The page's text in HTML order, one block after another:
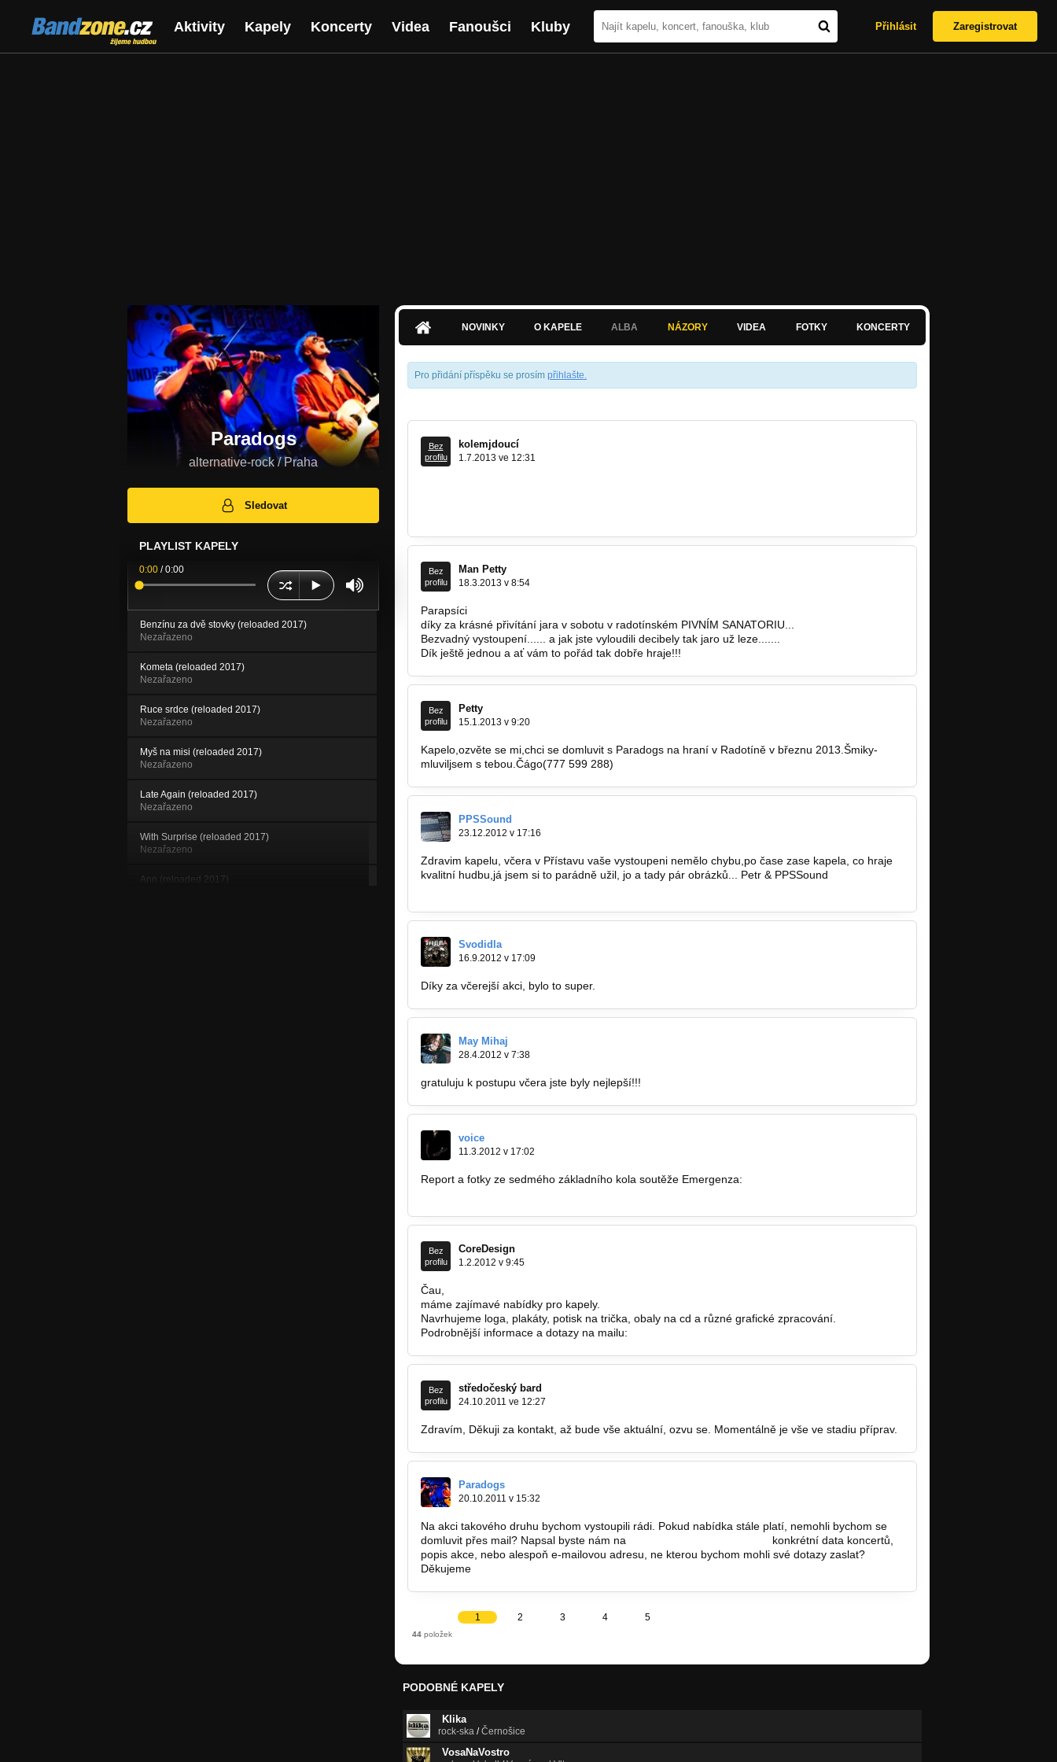
Bandzone.cz
žijeme hudbou
Aktivity Kapely Koncerty Videa Fanoušci Kluby Přihlásit Zaregistrovat
Paradogs
alternative-rock / Praha
Sledovat
PLAYLIST KAPELY
0:00 /0:00
Benzínu za dvě stovky (reloaded 2017)
Nezařazeno
Kometa (reloaded 2017)
Nezařazeno
Ruce srdce (reloaded 2017)
Nezařazeno
Myš na misi (reloaded 2017)
Nezařazeno
Late Again (reloaded 2017)
Nezařazeno
With Surprise (reloaded 2017)
Nezařazeno
Ann (reloaded 2017)
NOVINKY O KAPELE ALBA NÁZORY VIDEA FOTKY KONCERTY
Pro přidání příspěku se prosím přihlašte.
Bez
profilu
kolemjdoucí
1.7.2013 ve 12:31
Bez
profilu
Man Petty
18.3.2013 v 8:54
Parapsíci
díky za krásné přivítání jara v sobotu v radotínském PIVNÍM SANATORIU...
Bezvadný vystoupení...... a jak jste vyloudili decibely tak jaro už leze.......
Dík ještě jednou a ať vám to pořád tak dobře hraje!!!
Bez
profilu
Petty
15.1.2013 v 9:20
Kapelo,ozvěte se mi,chci se domluvit s Paradogs na hraní v Radotíně v březnu 2013.Šmiky-
mluviljsem s tebou.Čágo(777 599 288)
PPSSound
23.12.2012 v 17:16
Zdravim kapelu, včera v Přístavu vaše vystoupeni nemělo chybu,po čase zase kapela, co hraje
kvalitní hudbu,já jsem si to parádně užil, jo a tady pár obrázků... Petr & PPSSound
Svodidla
16.9.2012 v 17:09
Díky za včerejší akci, bylo to super.
May Mihaj
28.4.2012 v 7:38
gratuluju k postupu včera jste byly nejlepší!!!
voice
11.3.2012 v 17:02
Report a fotky ze sedmého základního kola soutěže Emergenza:
Bez
profilu
CoreDesign
1.2.2012 v 9:45
Čau,
máme zajímavé nabídky pro kapely.
Navrhujeme loga, plakáty, potisk na trička, obaly na cd a různé grafické zpracování.
Podrobnější informace a dotazy na mailu:
Bez
profilu
středočeský bard
24.10.2011 ve 12:27
Zdravím, Děkuji za kontakt, až bude vše aktuální, ozvu se. Momentálně je vše ve stadiu příprav.
Paradogs
20.10.2011 v 15:32
Na akci takového druhu bychom vystoupili rádi. Pokud nabídka stále platí, nemohli bychom se
domluvit přes mail? Napsal byste nám na
konkrétní data koncertů,
popis akce, nebo alespoň e-mailovou adresu, ne kterou bychom mohli své dotazy zaslat?
Děkujeme
1 2 3 4 5
44 položek
PODOBNÉ KAPELY
Klika
rock-ska /Černošice
VosaNaVostro